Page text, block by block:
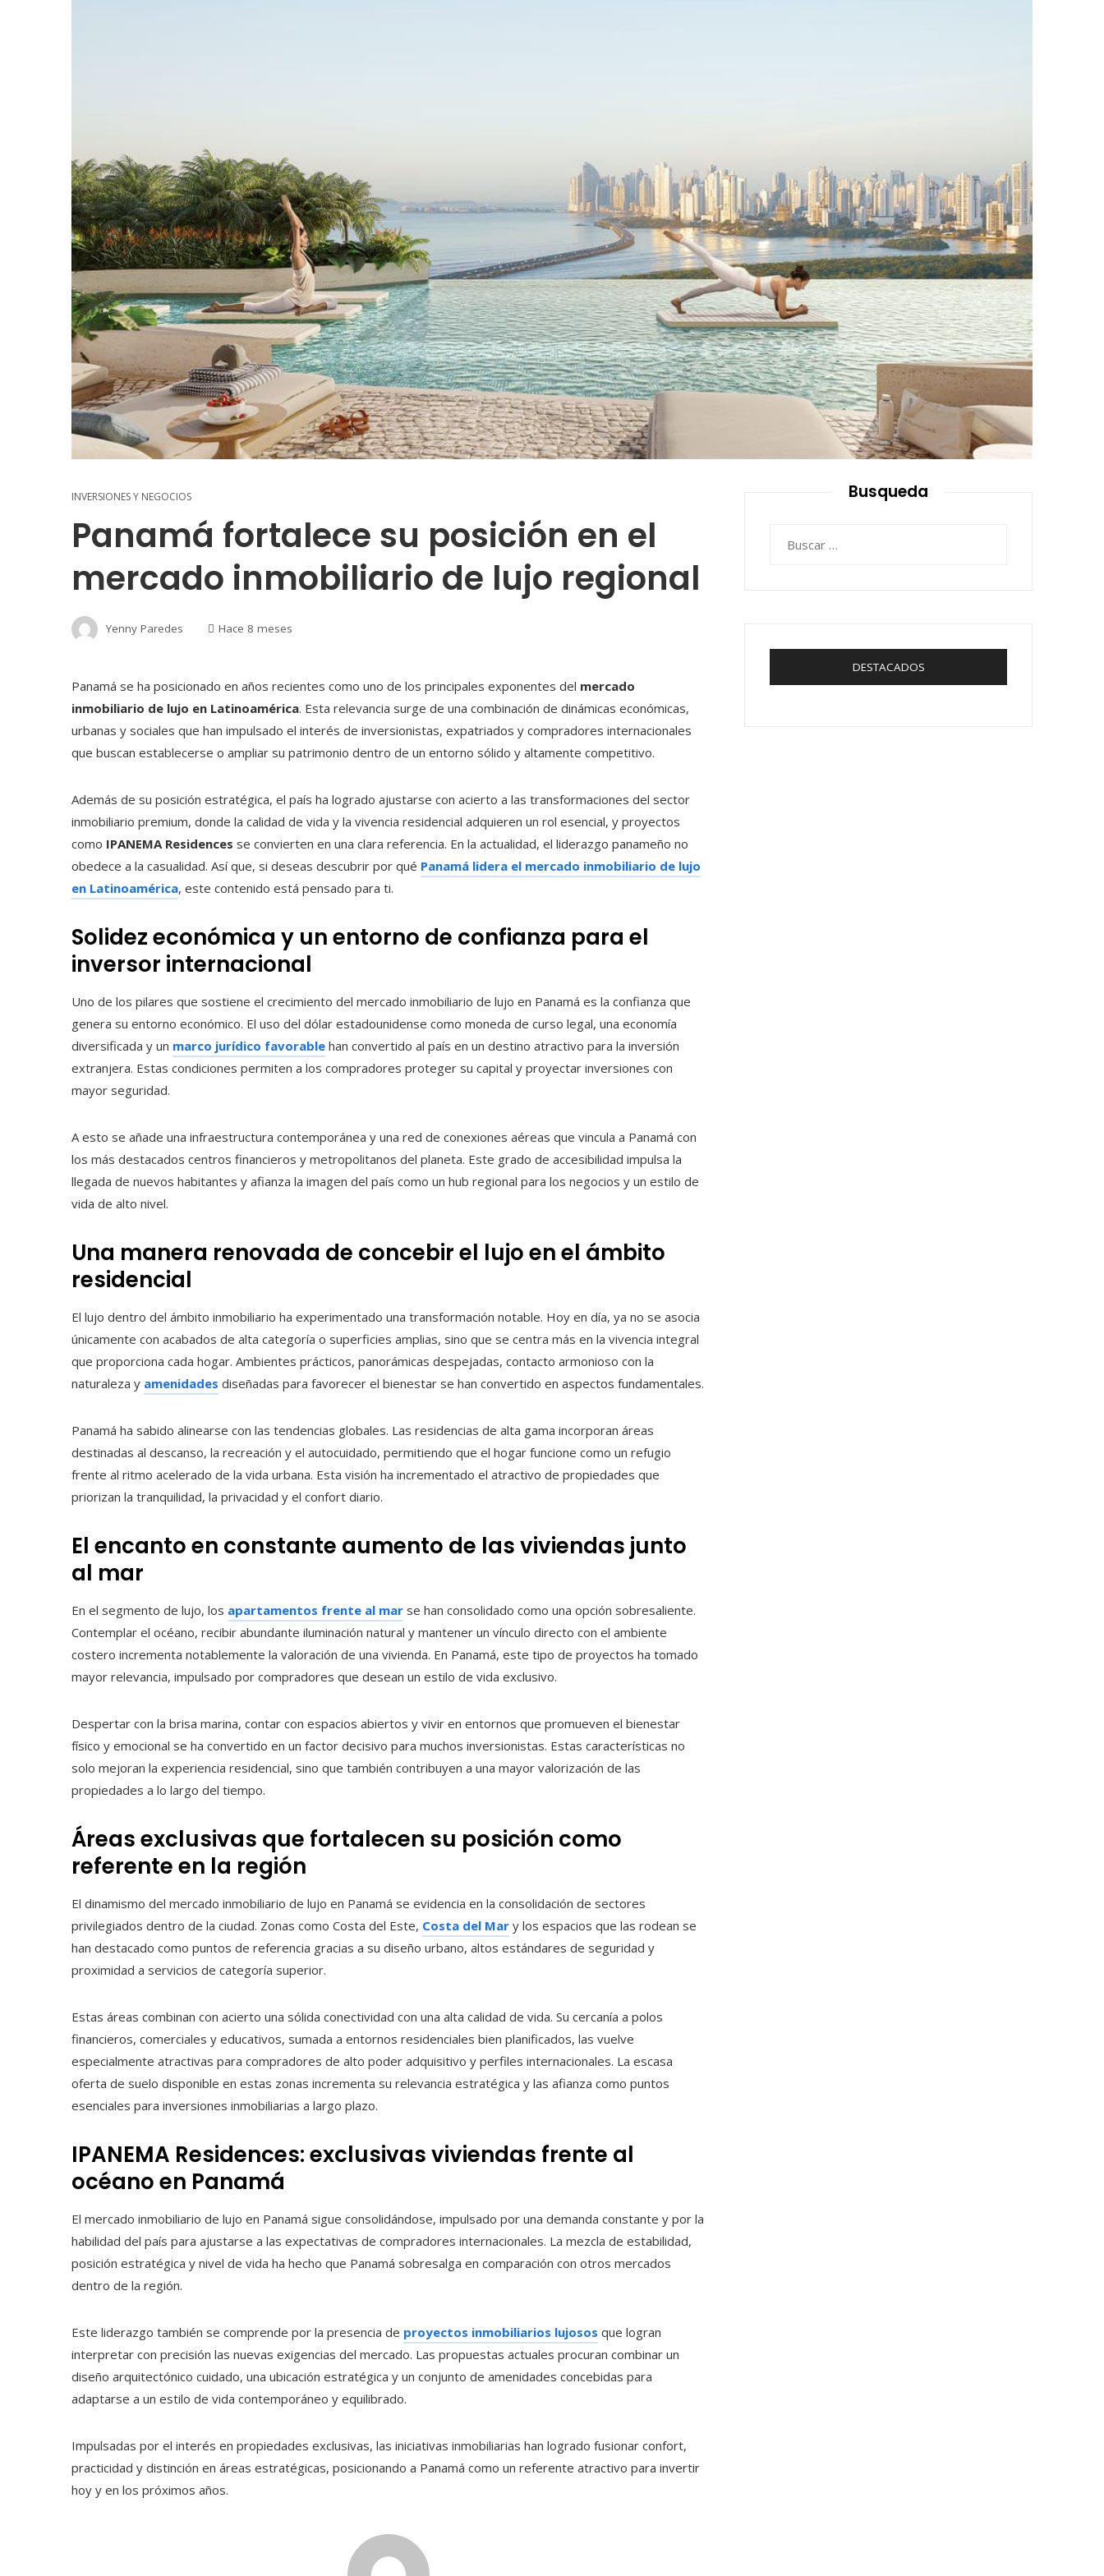
INVERSIONES Y NEGOCIOS
Panamá fortalece su posición en el
mercado inmobiliario de lujo regional
Yenny Paredes Hace 8 meses
Panamá se ha posicionado en años recientes como uno de los principales exponentes del mercado
inmobiliario de lujo en Latinoamérica. Esta relevancia surge de una combinación de dinámicas económicas,
urbanas y sociales que han impulsado el interés de inversionistas, expatriados y compradores internacionales
que buscan establecerse o ampliar su patrimonio dentro de un entorno sólido y altamente competitivo.
Además de su posición estratégica, el país ha logrado ajustarse con acierto a las transformaciones del sector
inmobiliario premium, donde la calidad de vida y la vivencia residencial adquieren un rol esencial, y proyectos
como IPANEMA Residences se convierten en una clara referencia. En la actualidad, el liderazgo panameño no
obedece a la casualidad. Así que, si deseas descubrir por qué Panamá lidera el mercado inmobiliario de lujo
en Latinoamérica, este contenido está pensado para ti.
Solidez económica y un entorno de confianza para el
inversor internacional
Uno de los pilares que sostiene el crecimiento del mercado inmobiliario de lujo en Panamá es la confianza que
genera su entorno económico. El uso del dólar estadounidense como moneda de curso legal, una economía
diversificada y un marco jurídico favorable han convertido al país en un destino atractivo para la inversión
extranjera. Estas condiciones permiten a los compradores proteger su capital y proyectar inversiones con
mayor seguridad.
A esto se añade una infraestructura contemporánea y una red de conexiones aéreas que vincula a Panamá con
los más destacados centros financieros y metropolitanos del planeta. Este grado de accesibilidad impulsa la
llegada de nuevos habitantes y afianza la imagen del país como un hub regional para los negocios y un estilo de
vida de alto nivel.
Una manera renovada de concebir el lujo en el ámbito
residencial
El lujo dentro del ámbito inmobiliario ha experimentado una transformación notable. Hoy en día, ya no se asocia
únicamente con acabados de alta categoría o superficies amplias, sino que se centra más en la vivencia integral
que proporciona cada hogar. Ambientes prácticos, panorámicas despejadas, contacto armonioso con la
naturaleza y amenidades diseñadas para favorecer el bienestar se han convertido en aspectos fundamentales.
Panamá ha sabido alinearse con las tendencias globales. Las residencias de alta gama incorporan áreas
destinadas al descanso, la recreación y el autocuidado, permitiendo que el hogar funcione como un refugio
frente al ritmo acelerado de la vida urbana. Esta visión ha incrementado el atractivo de propiedades que
priorizan la tranquilidad, la privacidad y el confort diario.
El encanto en constante aumento de las viviendas junto
al mar
En el segmento de lujo, los apartamentos frente al mar se han consolidado como una opción sobresaliente.
Contemplar el océano, recibir abundante iluminación natural y mantener un vínculo directo con el ambiente
costero incrementa notablemente la valoración de una vivienda. En Panamá, este tipo de proyectos ha tomado
mayor relevancia, impulsado por compradores que desean un estilo de vida exclusivo.
Despertar con la brisa marina, contar con espacios abiertos y vivir en entornos que promueven el bienestar
físico y emocional se ha convertido en un factor decisivo para muchos inversionistas. Estas características no
solo mejoran la experiencia residencial, sino que también contribuyen a una mayor valorización de las
propiedades a lo largo del tiempo.
Áreas exclusivas que fortalecen su posición como
referente en la región
El dinamismo del mercado inmobiliario de lujo en Panamá se evidencia en la consolidación de sectores
privilegiados dentro de la ciudad. Zonas como Costa del Este, Costa del Mar y los espacios que las rodean se
han destacado como puntos de referencia gracias a su diseño urbano, altos estándares de seguridad y
proximidad a servicios de categoría superior.
Estas áreas combinan con acierto una sólida conectividad con una alta calidad de vida. Su cercanía a polos
financieros, comerciales y educativos, sumada a entornos residenciales bien planificados, las vuelve
especialmente atractivas para compradores de alto poder adquisitivo y perfiles internacionales. La escasa
oferta de suelo disponible en estas zonas incrementa su relevancia estratégica y las afianza como puntos
esenciales para inversiones inmobiliarias a largo plazo.
IPANEMA Residences: exclusivas viviendas frente al
océano en Panamá
El mercado inmobiliario de lujo en Panamá sigue consolidándose, impulsado por una demanda constante y por la
habilidad del país para ajustarse a las expectativas de compradores internacionales. La mezcla de estabilidad,
posición estratégica y nivel de vida ha hecho que Panamá sobresalga en comparación con otros mercados
dentro de la región.
Este liderazgo también se comprende por la presencia de proyectos inmobiliarios lujosos que logran
interpretar con precisión las nuevas exigencias del mercado. Las propuestas actuales procuran combinar un
diseño arquitectónico cuidado, una ubicación estratégica y un conjunto de amenidades concebidas para
adaptarse a un estilo de vida contemporáneo y equilibrado.
Impulsadas por el interés en propiedades exclusivas, las iniciativas inmobiliarias han logrado fusionar confort,
practicidad y distinción en áreas estratégicas, posicionando a Panamá como un referente atractivo para invertir
hoy y en los próximos años.
Busqueda
DESTACADOS